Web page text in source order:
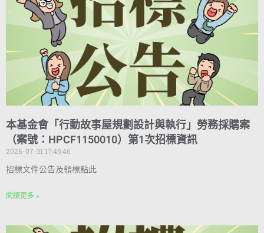
本基金會「行動故事屋規劃設計與執行」勞務採購案
（案號：HPCF1150010）第1次招標資訊
2026-07-31 17:49:46
招標文件公告及領標點此
閱讀更多 »